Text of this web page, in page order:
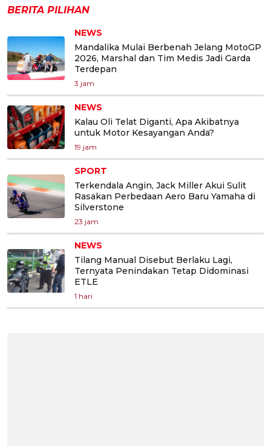
BERITA PILIHAN
NEWS
Mandalika Mulai Berbenah Jelang MotoGP
2026, Marshal dan Tim Medis Jadi Garda
Terdepan
3 jam
NEWS
Kalau Oli Telat Diganti, Apa Akibatnya
untuk Motor Kesayangan Anda?
19 jam
SPORT
Terkendala Angin, Jack Miller Akui Sulit
Rasakan Perbedaan Aero Baru Yamaha di
Silverstone
23 jam
NEWS
Tilang Manual Disebut Berlaku Lagi,
Ternyata Penindakan Tetap Didominasi
ETLE
1 hari